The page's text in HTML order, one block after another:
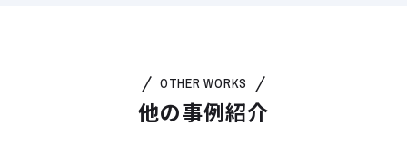
OTHER WORKS
他の事例紹介